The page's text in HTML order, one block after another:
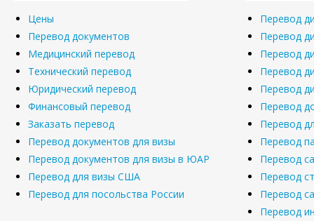
Цены
Перевод документов
Медицинский перевод
Технический перевод
Юридический перевод
Финансовый перевод
Заказать перевод
Перевод документов для визы
Перевод документов для визы в ЮАР
Перевод для визы США
Перевод для посольства России
Перевод
Перевод
Перевод
Перевод
Перевод
Перевод
Перевод
Перевод
Перевод
Перевод
Перевод
Перевод